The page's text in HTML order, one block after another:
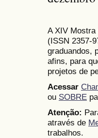
A XIV
(ISSN 2357-
graduandos,
afins, para
projetos de
Acessar
ou SOBRE
Atenção:
através de
trabalhos.